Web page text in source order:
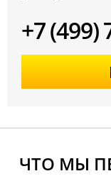
+7 (499)
ЧТО МЫ